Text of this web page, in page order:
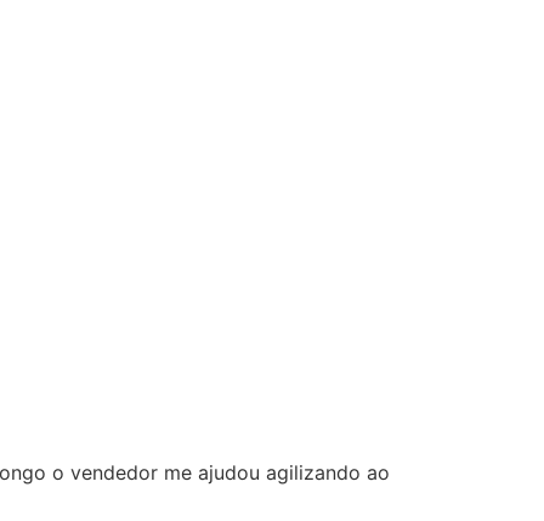
vendedor me ajudou agilizando ao